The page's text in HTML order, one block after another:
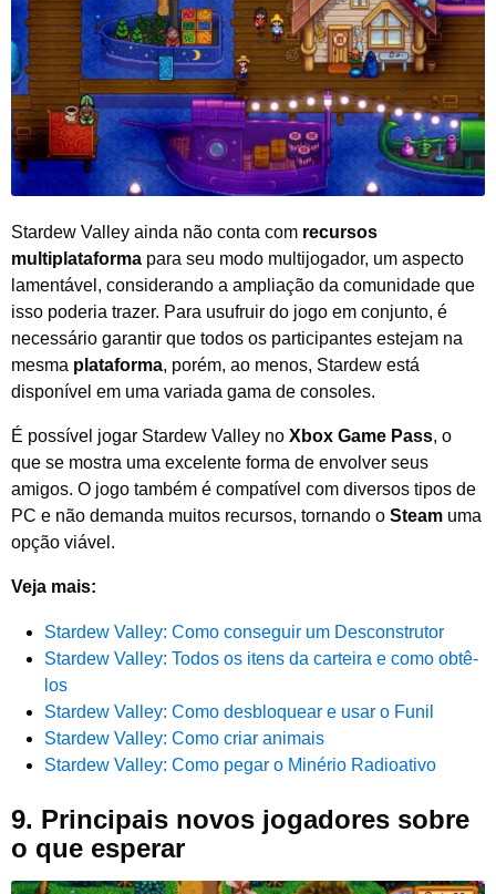
Stardew Valley ainda não conta com recursos
multiplataforma para seu modo multijogador, um aspecto
lamentável, considerando a ampliação da comunidade que
isso poderia trazer. Para usufruir do jogo em conjunto, é
necessário garantir que todos os participantes estejam na
mesma plataforma, porém, ao menos, Stardew está
disponível em uma variada gama de consoles.
É possível jogar Stardew Valley no Xbox Game Pass, o
que se mostra uma excelente forma de envolver seus
amigos. O jogo também é compatível com diversos tipos de
PC e não demanda muitos recursos, tornando o Steam uma
opção viável.
Veja mais:
Stardew Valley: Como conseguir um Desconstrutor
Stardew Valley: Todos os itens da carteira e como obtê-
los
Stardew Valley: Como desbloquear e usar o Funil
Stardew Valley: Como criar animais
Stardew Valley: Como pegar o Minério Radioativo
9. Principais novos jogadores sobre
o que esperar